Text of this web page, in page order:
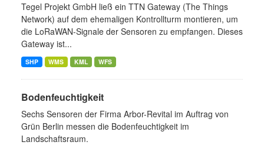
Tegel Projekt GmbH ließ ein TTN Gateway (The Things
Network) auf dem ehemaligen Kontrollturm montieren, um
die LoRaWAN-Signale der Sensoren zu empfangen. Dieses
Gateway ist...
SHP WMS KML WFS
Bodenfeuchtigkeit
Sechs Sensoren der Firma Arbor-Revital im Auftrag von
Grün Berlin messen die Bodenfeuchtigkeit im
Landschaftsraum.